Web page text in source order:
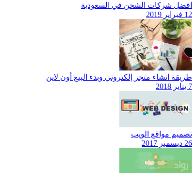
افضل شركات الشحن في السعودية
12 فبراير 2019
طريقة انشاء متجر إلكتروني وبدء البيع أون لاين
7 يناير 2018
تصميم مواقع الويب
26 ديسمبر 2017